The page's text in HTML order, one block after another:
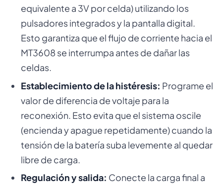
equivalente a 3V por celda) utilizando los
pulsadores integrados y la pantalla digital.
Esto garantiza que el flujo de corriente hacia el
MT3608 se interrumpa antes de dañar las
celdas.
Establecimiento de la histéresis: Programe el
valor de diferencia de voltaje para la
reconexión. Esto evita que el sistema oscile
(encienda y apague repetidamente) cuando la
tensión de la batería suba levemente al quedar
libre de carga.
Regulación y salida: Conecte la carga final a